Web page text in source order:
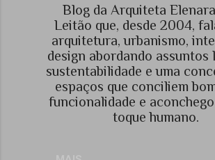
Blog da Arquiteta
Leitão que, desde 2004,
arquitetura, urbanismo,
design abordando assuntos
sustentabilidade e uma
espaços que conciliem
funcionalidade e
toque humano.